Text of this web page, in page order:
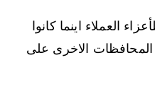
العملاء اينما كانوا
الاخرى على